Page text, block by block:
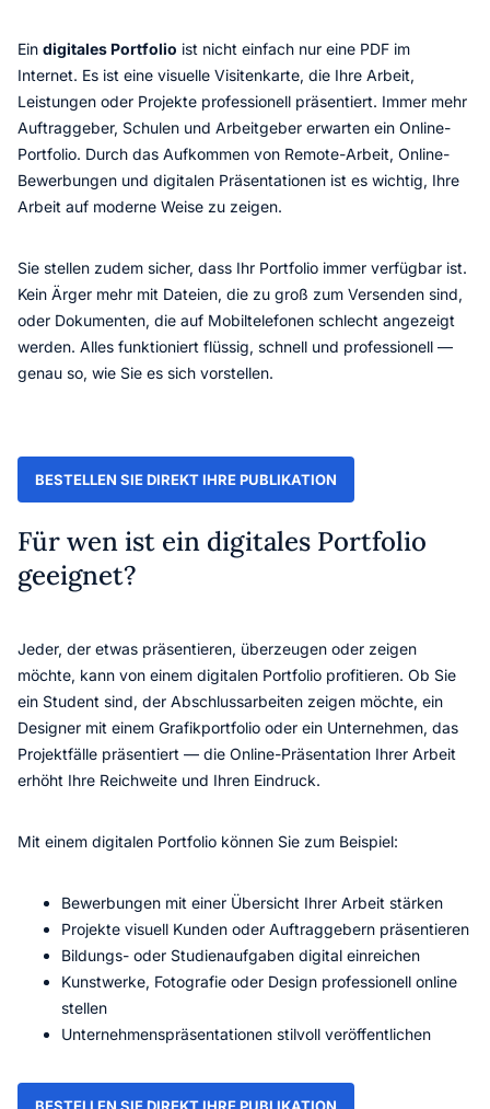
Ein digitales Portfolio ist nicht einfach nur eine PDF im
Internet. Es ist eine visuelle Visitenkarte, die Ihre Arbeit,
Leistungen oder Projekte professionell präsentiert. Immer mehr
Auftraggeber, Schulen und Arbeitgeber erwarten ein Online-
Portfolio. Durch das Aufkommen von Remote-Arbeit, Online-
Bewerbungen und digitalen Präsentationen ist es wichtig, Ihre
Arbeit auf moderne Weise zu zeigen.
Sie stellen zudem sicher, dass Ihr Portfolio immer verfügbar ist.
Kein Ärger mehr mit Dateien, die zu groß zum Versenden sind,
oder Dokumenten, die auf Mobiltelefonen schlecht angezeigt
werden. Alles funktioniert flüssig, schnell und professionell —
genau so, wie Sie es sich vorstellen.
BESTELLEN SIE DIREKT IHRE PUBLIKATION
Für wen ist ein digitales Portfolio
geeignet?
Jeder, der etwas präsentieren, überzeugen oder zeigen
möchte, kann von einem digitalen Portfolio profitieren. Ob Sie
ein Student sind, der Abschlussarbeiten zeigen möchte, ein
Designer mit einem Grafikportfolio oder ein Unternehmen, das
Projektfälle präsentiert — die Online-Präsentation Ihrer Arbeit
erhöht Ihre Reichweite und Ihren Eindruck.
Mit einem digitalen Portfolio können Sie zum Beispiel:
Bewerbungen mit einer Übersicht Ihrer Arbeit stärken
Projekte visuell Kunden oder Auftraggebern präsentieren
Bildungs- oder Studienaufgaben digital einreichen
Kunstwerke, Fotografie oder Design professionell online
stellen
Unternehmenspräsentationen stilvoll veröffentlichen